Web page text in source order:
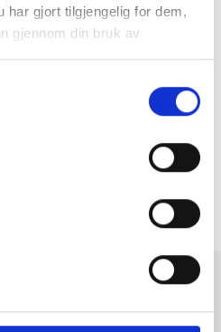
har gjort tilgjengelig for dem,
gjennom din bruk av